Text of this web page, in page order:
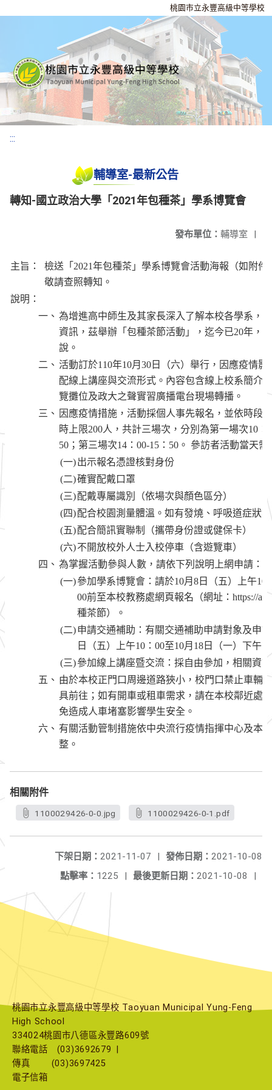
桃園市立永豐高級中等學校
:::
輔導室-最新公告
轉知-國立政治大學「2021年包種茶」學系博覽會
發布單位： 輔導室 |
主旨：
檢送「2021年包種茶」學系博覽會活動海報（如附
敬請查照轉知。
說明：
一、 為增進高中師生及其家長深入了解本校各學系，
資訊，茲舉辦「包種茶節活動」，迄今已20年，
說。
二、 活動訂於110年10月30日（六）舉行，因應疫情
配線上講座與交流形式。內容包含線上校系簡介
覽攤位及政大之聲實習廣播電台現場轉播。
三、
因應疫情措施，活動採個人事先報名，並依時段
時上限200人，共計三場次，分別為第一場次10：
50；第三場次14：00-15：50。 參訪者活動當天
(一)出示報名憑證核對身份
(二)確實配戴口罩
(三)配戴專屬識別（依場次與顏色區分）
(四)配合校園測量體溫。如有發燒、呼吸道症狀
(五)配合簡訊實聯制（攜帶身份證或健保卡）
(六)不開放校外人士入校停車（含遊覽車）
四、 為掌握活動參與人數，請依下列說明上網申請：
(一)參加學系博覽會：請於10月8日（五）上午10
00前至本校教務處網頁報名（網址：https://
種茶節）。
(二)申請交通補助：有關交通補助申請對象及申
日（五）上午10：00至10月18日（一）下午
(三)參加線上講座暨交流：採自由參加，相關資
五、 由於本校正門口周邊道路狹小，校門口禁止車輛
具前往；如有開車或租車需求，請在本校鄰近處(
免造成人車堵塞影響學生安全。
六、 有關活動管制措施依中央流行疫情指揮中心及本
整。
相關附件
1100029426-0-0.jpg 1100029426-0-1.pdf
發佈日期： 2021-10-08
下架日期： 2021-11-07
|
最後更新日期： 2021-10-08 |
點擊率： 1225 |
桃園市立永豐高級中等學校 Taoyuan Municipal Yung-Feng
High School
334024桃園市八德區永豐路609號
聯絡電話
(03)3692679
傳真
(03)3697425
電子信箱